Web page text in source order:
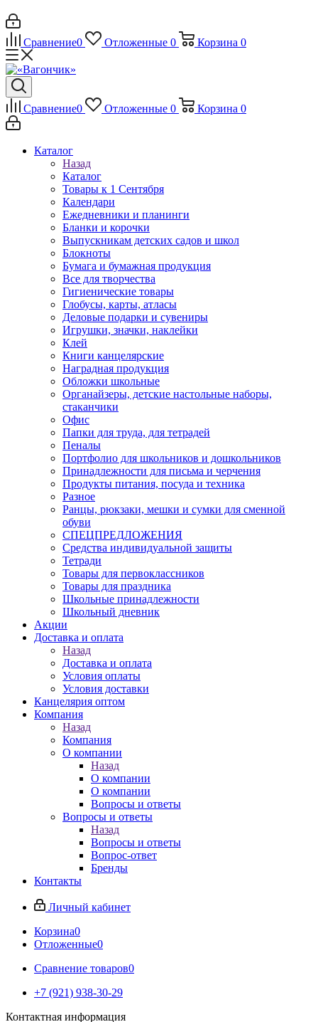
Сравнение0 Отложенные 0 Корзина 0
Сравнение0 Отложенные 0 Корзина 0
Каталог
Назад
Каталог
Товары к 1 Сентября
Календари
Ежедневники и планинги
Бланки и корочки
Выпускникам детских садов и школ
Блокноты
Бумага и бумажная продукция
Все для творчества
Гигиенические товары
Глобусы, карты, атласы
Деловые подарки и сувениры
Игрушки, значки, наклейки
Клей
Книги канцелярские
Наградная продукция
Обложки школьные
Органайзеры, детские настольные наборы,
стаканчики
Офис
Папки для труда, для тетрадей
Пеналы
Портфолио для школьников и дошкольников
Принадлежности для письма и черчения
Продукты питания, посуда и техника
Разное
Ранцы, рюкзаки, мешки и сумки для сменной
обуви
СПЕЦПРЕДЛОЖЕНИЯ
Средства индивидуальной защиты
Тетради
Товары для первоклассников
Товары для праздника
Школьные принадлежности
Школьный дневник
Акции
Доставка и оплата
Назад
Доставка и оплата
Условия оплаты
Условия доставки
Канцелярия оптом
Компания
Назад
Компания
О компании
Назад
О компании
О компании
Вопросы и ответы
Вопросы и ответы
Назад
Вопросы и ответы
Вопрос-ответ
Бренды
Контакты
Личный кабинет
Корзина0
Отложенные0
Сравнение товаров0
+7 (921) 938-30-29
Контактная информация